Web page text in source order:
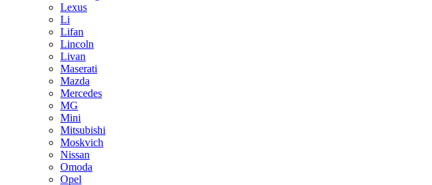
Lexus
Li
Lifan
Lincoln
Livan
Maserati
Mazda
Mercedes
MG
Mini
Mitsubishi
Moskvich
Nissan
Omoda
Opel